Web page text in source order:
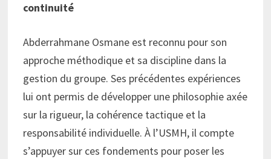
continuité
Abderrahmane Osmane est reconnu pour son
approche méthodique et sa discipline dans la
gestion du groupe. Ses précédentes expériences
lui ont permis de développer une philosophie axée
sur la rigueur, la cohérence tactique et la
responsabilité individuelle. À l’USMH, il compte
s’appuyer sur ces fondements pour poser les